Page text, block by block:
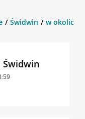
Świdwin w okolicy
Świdwin